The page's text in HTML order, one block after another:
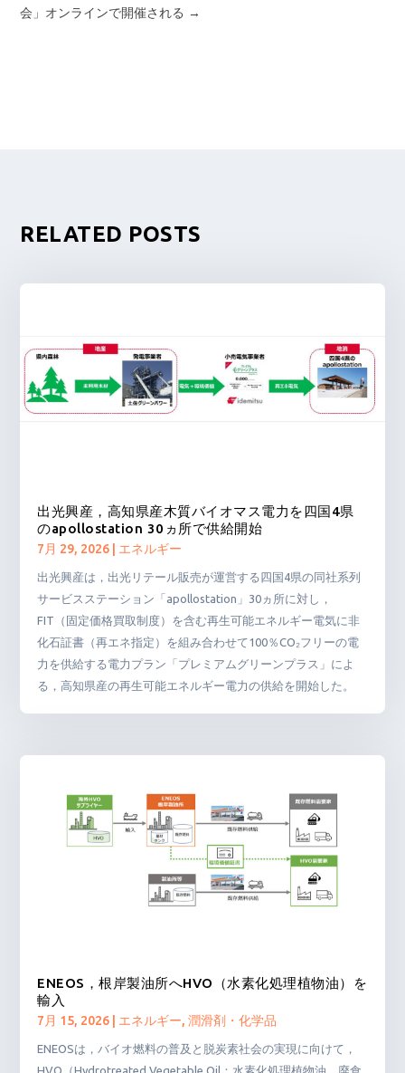
会」オンラインで開催される →
RELATED POSTS
出光興産，高知県産木質バイオマス電力を四国4県
のapollostation 30ヵ所で供給開始
7月 29, 2026 エネルギー
出光興産は，出光リテール販売が運営する四国4県の同社系列
サービスステーション「apollostation」30ヵ所に対し，
FIT（固定価格買取制度）を含む再生可能エネルギー電気に非
化石証書（再エネ指定）を組み合わせて100％CO₂フリーの電
力を供給する電力プラン「プレミアムグリーンプラス」によ
る，高知県産の再生可能エネルギー電力の供給を開始した。
ENEOS，根岸製油所へHVO（水素化処理植物油）を
輸入
7月 15, 2026 エネルギー,潤滑剤・化学品
ENEOSは，バイオ燃料の普及と脱炭素社会の実現に向けて，
HVO（Hydrotreated Vegetable Oil：水素化処理植物油。廃食